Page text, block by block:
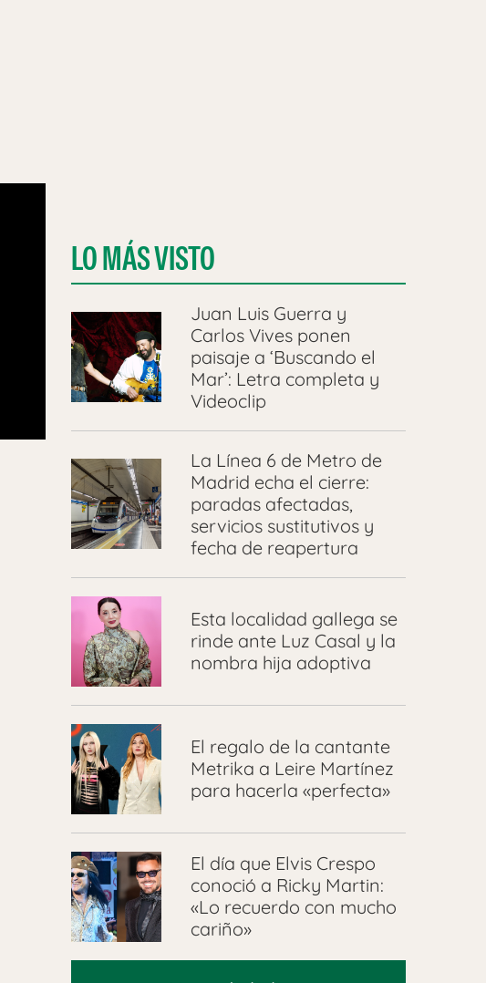
LO MÁS VISTO
Juan Luis Guerra y
Carlos Vives ponen
paisaje a ‘Buscando el
Mar’: Letra completa y
Videoclip
La Línea 6 de Metro de
Madrid echa el cierre:
paradas afectadas,
servicios sustitutivos y
fecha de reapertura
Esta localidad gallega se
rinde ante Luz Casal y la
nombra hija adoptiva
El regalo de la cantante
Metrika a Leire Martínez
para hacerla «perfecta»
El día que Elvis Crespo
conoció a Ricky Martin:
«Lo recuerdo con mucho
cariño»